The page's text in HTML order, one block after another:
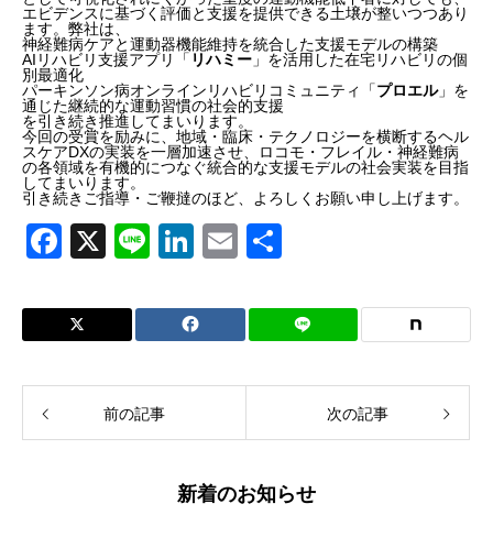
エビデンスに基づく評価と支援を提供できる土壌が整いつつあり
ます。弊社は、
神経難病ケアと運動器機能維持を統合した支援モデルの構築
AIリハビリ支援アプリ「 リハミー 」を活用した在宅リハビリの個
別最適化
パーキンソン病オンラインリハビリコミュニティ「プロエル」を
通じた継続的な運動習慣の社会的支援
を引き続き推進してまいります。
今回の受賞を励みに、地域・臨床・テクノロジーを横断するヘル
スケアDXの実装を一層加速させ、ロコモ・フレイル・神経難病
の各領域を有機的につなぐ統合的な支援モデルの社会実装を目指
してまいります。
引き続きご指導・ご鞭撻のほど、よろしくお願い申し上げます。
F
c
e
b
o
X
Li
e
Li
k
e
dI
E
ail
前の記事 次の記事
新着のお知らせ